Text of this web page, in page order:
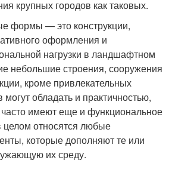
крупных городов как таковых.
формы — это конструкции,
оформления и
нагрузки в ландшафтном
небольшие строения, сооружения
кроме привлекательных
обладать и практичностью,
часто имеют еще и функциональное
относятся любые
которые дополняют те или
их среду.